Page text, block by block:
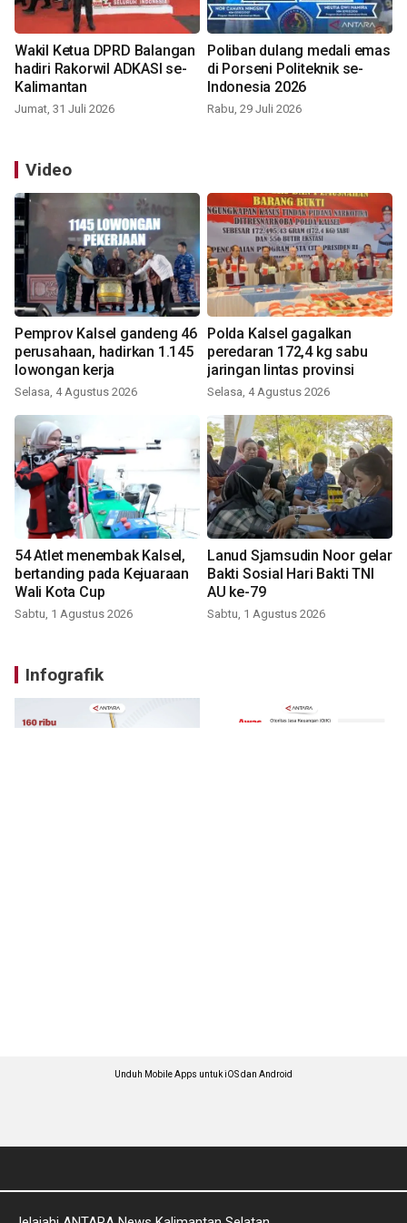
Wakil Ketua DPRD Balangan
hadiri Rakorwil ADKASI se-
Kalimantan
Jumat, 31 Juli 2026
Poliban dulang medali emas
di Porseni Politeknik se-
Indonesia 2026
Rabu, 29 Juli 2026
Video
Pemprov Kalsel gandeng 46
perusahaan, hadirkan 1.145
lowongan kerja
Selasa, 4 Agustus 2026
Polda Kalsel gagalkan
peredaran 172,4 kg sabu
jaringan lintas provinsi
Selasa, 4 Agustus 2026
54 Atlet menembak Kalsel,
bertanding pada Kejuaraan
Wali Kota Cup
Sabtu, 1 Agustus 2026
Lanud Sjamsudin Noor gelar
Bakti Sosial Hari Bakti TNI
AU ke-79
Sabtu, 1 Agustus 2026
Infografik
Unduh Mobile Apps untuk iOS dan Android